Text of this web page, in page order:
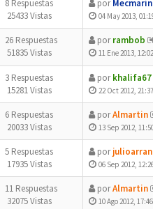
8 Respuestas
25433 Vistas
por
04 May 2013,
26 Respuestas
51835 Vistas
porrambob
11 Ene 2013, 12:02
3 Respuestas
15281 Vistas
porkhalifa67
22 Oct 2012, 21:37
6 Respuestas
20033 Vistas
porAlmartin
13 Sep 2012,
5 Respuestas
17935 Vistas
por
06 Sep 2012,
11 Respuestas
32075 Vistas
porAlmartin
10 Ago 2012, 17:46